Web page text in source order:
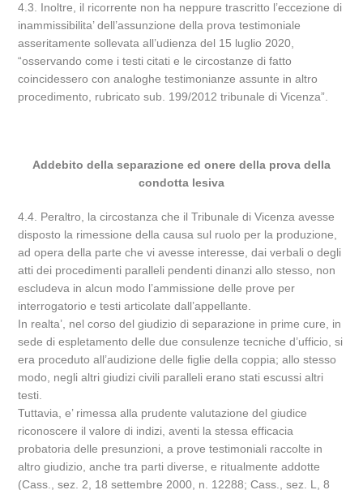
4.3. Inoltre, il ricorrente non ha neppure trascritto l’eccezione di
inammissibilita’ dell’assunzione della prova testimoniale
asseritamente sollevata all’udienza del 15 luglio 2020,
“osservando come i testi citati e le circostanze di fatto
coincidessero con analoghe testimonianze assunte in altro
procedimento, rubricato sub. 199/2012 tribunale di Vicenza”.
Addebito della separazione ed onere della prova della
condotta lesiva
4.4. Peraltro, la circostanza che il Tribunale di Vicenza avesse
disposto la rimessione della causa sul ruolo per la produzione,
ad opera della parte che vi avesse interesse, dai verbali o degli
atti dei procedimenti paralleli pendenti dinanzi allo stesso, non
escludeva in alcun modo l’ammissione delle prove per
interrogatorio e testi articolate dall’appellante.
In realta’, nel corso del giudizio di separazione in prime cure, in
sede di espletamento delle due consulenze tecniche d’ufficio, si
era proceduto all’audizione delle figlie della coppia; allo stesso
modo, negli altri giudizi civili paralleli erano stati escussi altri
testi.
Tuttavia, e’ rimessa alla prudente valutazione del giudice
riconoscere il valore di indizi, aventi la stessa efficacia
probatoria delle presunzioni, a prove testimoniali raccolte in
altro giudizio, anche tra parti diverse, e ritualmente addotte
(Cass., sez. 2, 18 settembre 2000, n. 12288; Cass., sez. L, 8